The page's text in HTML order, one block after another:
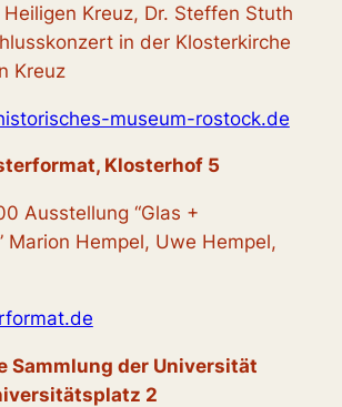
Kreuz, Dr. Steffen Stuth
in der Klosterkirche
Kreuz
museum-rostock.de
Klosterhof 5
Ausstellung “Glas +
Marion Hempel, Uwe Hempel,
Sammlung der Universität
2